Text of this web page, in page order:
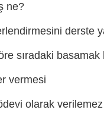
ne?
derste
sıradaki basamak
vermesi
olarak